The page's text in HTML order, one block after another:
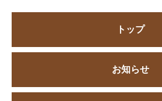
トップ
お知らせ